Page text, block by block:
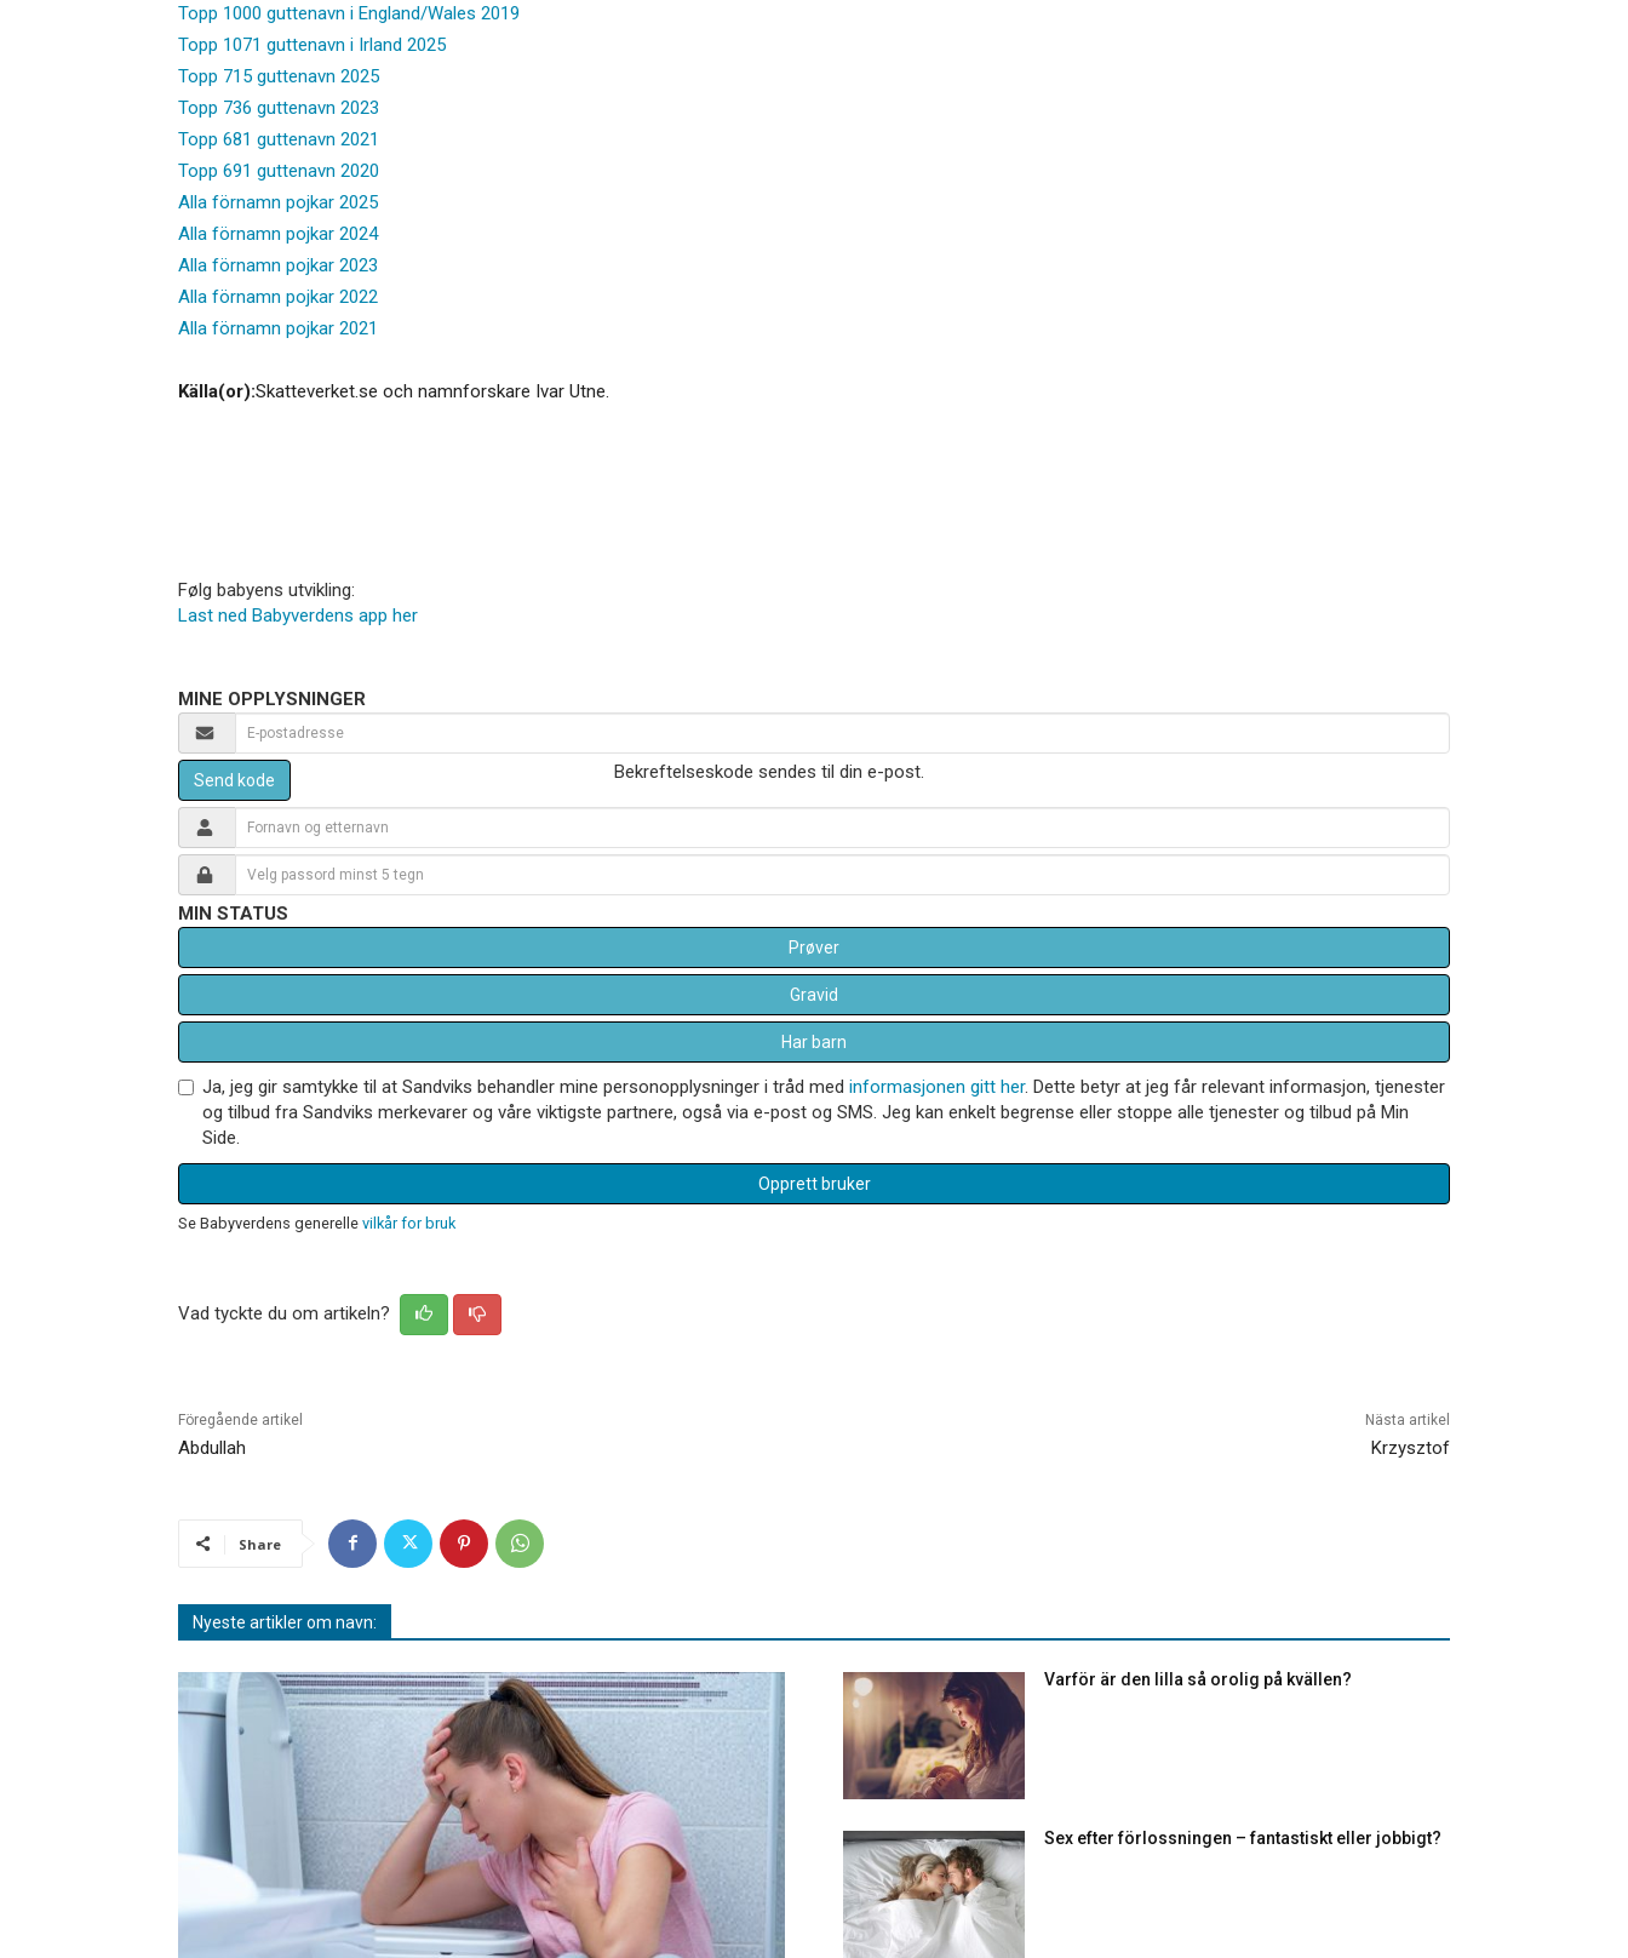
Topp 1000 guttenavn i England/Wales 2019
Topp 1071 guttenavn i Irland 2025
Topp 715 guttenavn 2025
Topp 736 guttenavn 2023
Topp 681 guttenavn 2021
Topp 691 guttenavn 2020
Alla förnamn pojkar 2025
Alla förnamn pojkar 2024
Alla förnamn pojkar 2023
Alla förnamn pojkar 2022
Alla förnamn pojkar 2021
Källa(or):Skatteverket.se och namnforskare Ivar Utne.
Følg babyens utvikling:
Last ned Babyverdens app her
MINE OPPLYSNINGER
Send kode Bekreftelseskode sendes til din e-post.
MIN STATUS
Prøver
Gravid
Har barn
Ja, jeg gir samtykke til at Sandviks behandler mine personopplysninger i tråd med informasjonen gitt her. Dette betyr at jeg får relevant informasjon, tjenester
og tilbud fra Sandviks merkevarer og våre viktigste partnere, også via e-post og SMS. Jeg kan enkelt begrense eller stoppe alle tjenester og tilbud på Min
Side.
Opprett bruker
Se Babyverdens generelle vilkår for bruk
Vad tyckte du om artikeln?
Föregående artikel
Abdullah
Nästa artikel
Krzysztof
Share
Nyeste artikler om navn:
Varför är den lilla så orolig på kvällen?
Sex efter förlossningen – fantastiskt eller jobbigt?